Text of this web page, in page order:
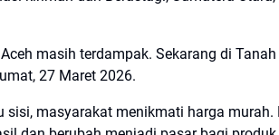
masih terdampak. Sekarang di
27 Maret 2026.
masyarakat menikmati harga murah.